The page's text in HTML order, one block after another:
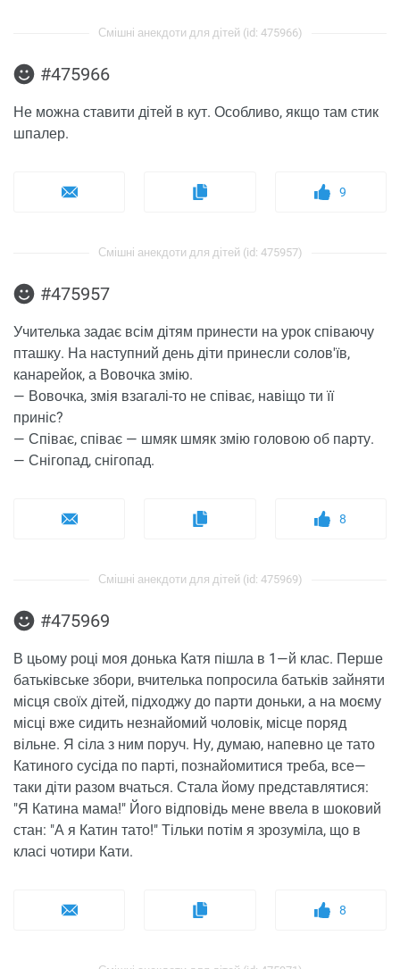
Смішні анекдоти для дітей (id: 475966)
#475966
Не можна ставити дітей в кут. Особливо, якщо там стик
шпалер.
9
Смішні анекдоти для дітей (id: 475957)
#475957
Учителька задає всім дітям принести на урок співаючу
пташку. На наступний день діти принесли солов'їв,
канарейок, а Вовочка змію.
— Вовочка, змія взагалі-то не співає, навіщо ти її
приніс?
— Співає, співає — шмяк шмяк змію головою об парту.
— Снігопад, снігопад.
8
Смішні анекдоти для дітей (id: 475969)
#475969
В цьому році моя донька Катя пішла в 1—й клас. Перше
батьківське збори, вчителька попросила батьків зайняти
місця своїх дітей, підходжу до парти доньки, а на моєму
місці вже сидить незнайомий чоловік, місце поряд
вільне. Я сіла з ним поруч. Ну, думаю, напевно це тато
Катиного сусіда по парті, познайомитися треба, все—
таки діти разом вчаться. Стала йому представлятися:
"Я Катина мама!" Його відповідь мене ввела в шоковий
стан: "А я Катин тато!" Тільки потім я зрозуміла, що в
класі чотири Кати.
8